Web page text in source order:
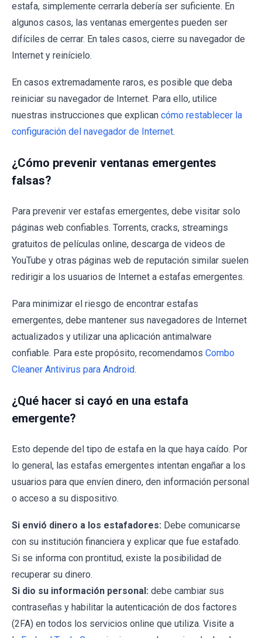
estafa, simplemente cerrarla debería ser suficiente. En
algunos casos, las ventanas emergentes pueden ser
difíciles de cerrar. En tales casos, cierre su navegador de
Internet y reinícielo.
En casos extremadamente raros, es posible que deba
reiniciar su navegador de Internet. Para ello, utilice
nuestras instrucciones que explican cómo restablecer la
configuración del navegador de Internet.
¿Cómo prevenir ventanas emergentes
falsas?
Para prevenir ver estafas emergentes, debe visitar solo
páginas web confiables. Torrents, cracks, streamings
gratuitos de películas online, descarga de videos de
YouTube y otras páginas web de reputación similar suelen
redirigir a los usuarios de Internet a estafas emergentes.
Para minimizar el riesgo de encontrar estafas
emergentes, debe mantener sus navegadores de Internet
actualizados y utilizar una aplicación antimalware
confiable. Para este propósito, recomendamos Combo
Cleaner Antivirus para Android.
¿Qué hacer si cayó en una estafa
emergente?
Esto depende del tipo de estafa en la que haya caído. Por
lo general, las estafas emergentes intentan engañar a los
usuarios para que envíen dinero, den información personal
o acceso a su dispositivo.
Si envió dinero a los estafadores: Debe comunicarse
con su institución financiera y explicar que fue estafado.
Si se informa con prontitud, existe la posibilidad de
recuperar su dinero.
Si dio su información personal: debe cambiar sus
contraseñas y habilitar la autenticación de dos factores
(2FA) en todos los servicios online que utiliza. Visite a